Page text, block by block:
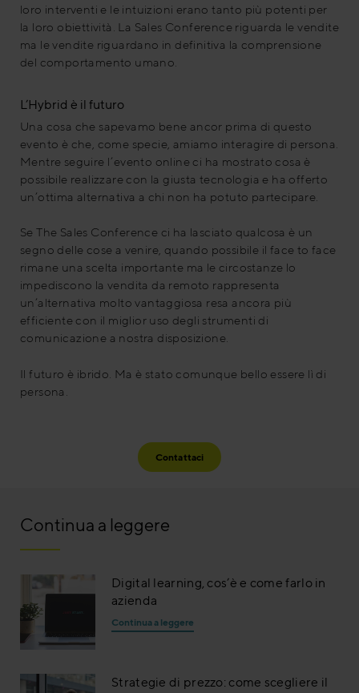
loro interventi e le intuizioni erano tanto più potenti per
la loro obiettività. La Sales Conference riguarda le vendite
ma le vendite riguardano in definitiva la comprensione
del comportamento umano.
L’Hybrid è il futuro
Una cosa che sapevamo bene ancor prima di questo
evento è che, come specie, amiamo interagire di persona.
Mentre seguire l’evento online ci ha mostrato cosa è
possibile realizzare con la giusta tecnologia e ha offerto
un’ottima alternativa a chi non ha potuto partecipare.
Se The Sales Conference ci ha lasciato qualcosa è un
segno delle cose a venire, quando possibile il face to face
rimane una scelta importante ma le circostanze lo
impediscono la vendita da remoto rappresenta
un’alternativa molto vantaggiosa resa ancora più
efficiente con il miglior uso degli strumenti di
comunicazione a nostra disposizione.
Il futuro è ibrido. Ma è stato comunque bello essere lì di
persona.
Contattaci
Continua a leggere
Digital learning, cos’è e come farlo in
azienda
Continua a leggere
Strategie di prezzo: come scegliere il